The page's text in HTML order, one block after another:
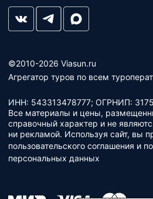
©2010-2026 Viasun.ru
Агрегатор туров по всем
ИНН: 543313478777; ОГРНИП:
Все материалы и цены,
справочный характер и не
ни рекламой. Используя сайт, вы
пользовательского соглашения и
персональных данных